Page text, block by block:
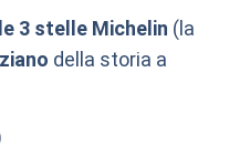
3 stelle Michelin (la
della storia a